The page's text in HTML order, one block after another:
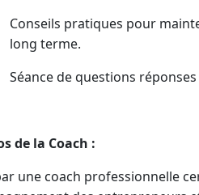
Conseils pratiques pour
long terme.
Séance de questions
de la Coach :
une coach professionnelle